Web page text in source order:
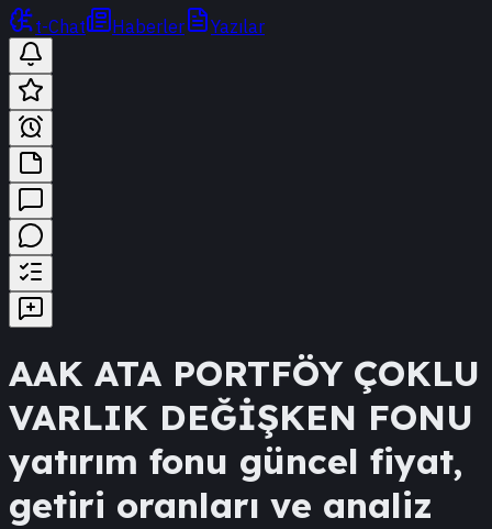
t-Chat Haberler Yazılar
AAK ATA PORTFÖY ÇOKLU
VARLIK DEĞİŞKEN FONU
yatırım fonu güncel fiyat,
getiri oranları ve analiz